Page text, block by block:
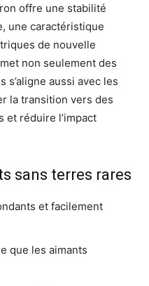
offre une stabilité
une caractéristique
de nouvelle
non seulement des
s’aligne aussi avec les
la transition vers des
et réduire l’impact
sans terres rares
et facilement
que les aimants